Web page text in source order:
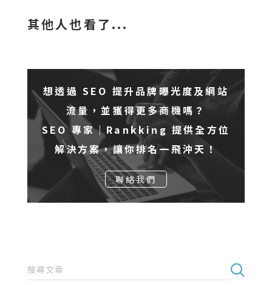
其他人也看了...
想透過 SEO 提升品牌曝光度及網站
流量，並獲得更多商機嗎？
SEO 專家｜Rankking 提供全方位
解決方案，讓你排名一飛沖天！
聯絡我們